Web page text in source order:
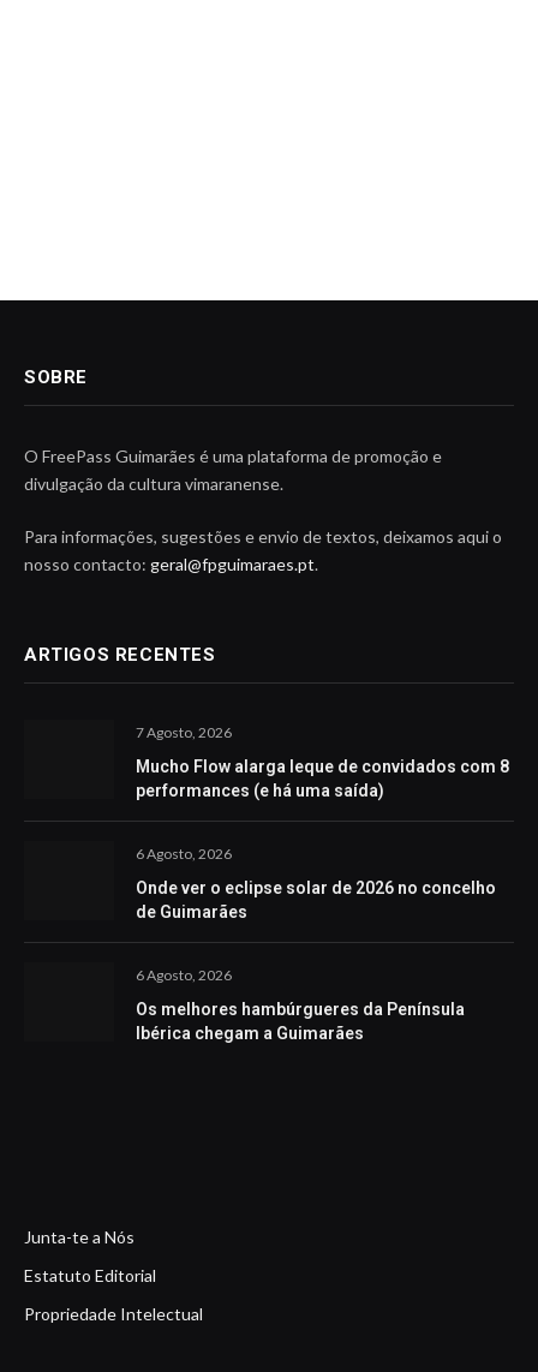
SOBRE
O FreePass Guimarães é uma plataforma de promoção e
divulgação da cultura vimaranense.
Para informações, sugestões e envio de textos, deixamos aqui o
nosso contacto: geral@fpguimaraes.pt.
ARTIGOS RECENTES
7 Agosto, 2026
Mucho Flow alarga leque de convidados com 8
performances (e há uma saída)
6 Agosto, 2026
Onde ver o eclipse solar de 2026 no concelho
de Guimarães
6 Agosto, 2026
Os melhores hambúrgueres da Península
Ibérica chegam a Guimarães
Junta-te a Nós
Estatuto Editorial
Propriedade Intelectual